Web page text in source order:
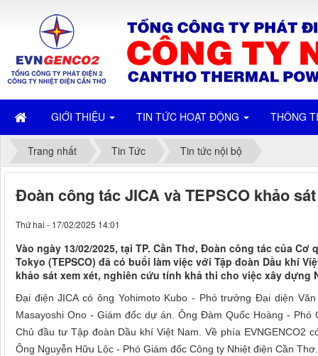
GIỚI THIỆU TIN TỨC HOẠT ĐỘNG THÔNG
Trang nhất Tin Tức Tin tức nội bộ
Đoàn công tác JICA và TEPSCO khảo
Thứ hai - 17/02/2025 14:01
Vào ngày 13/02/2025, tại TP. Cần Thơ, Đoàn công tác của
Tokyo (TEPSCO) đã có buổi làm việc với Tập đoàn Dầu khí
khảo sát xem xét, nghiên cứu tính khả thi cho việc xây dựng
Đại điện JICA có ông Yohimoto Kubo - Phó trưởng Đại diện
Masayoshi Ono - Giám đốc dự án. Ông Đàm Quốc Hoàng -
Chủ đầu tư Tập đoàn Dầu khí Việt Nam. Về phía EVNGENCO2
Ông Nguyễn Hữu Lộc - Phó Giám đốc Công ty Nhiệt điện Cần Thơ.